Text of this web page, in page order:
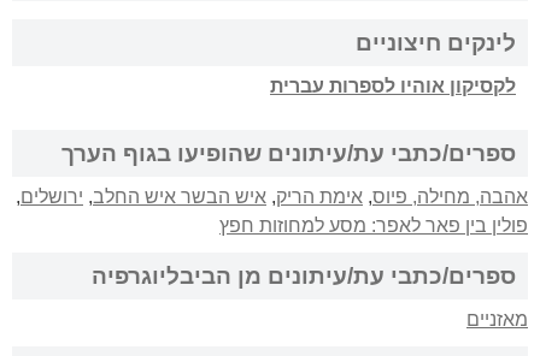
לינקים חיצוניים
לקסיקון אוהיו לספרות עברית
ספרים/כתבי עת/עיתונים שהופיעו בגוף הערך
אהבה, מחילה, פיוס, אימת הריק, איש הבשר איש החלב, ירושלים,
פולין בין פאר לאפר: מסע למחוזות חפץ
ספרים/כתבי עת/עיתונים מן הביבליוגרפיה
מאזניים